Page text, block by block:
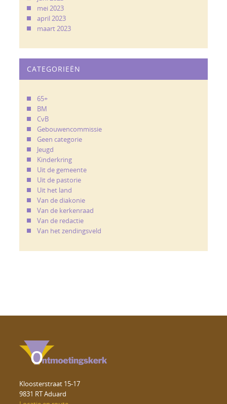
mei 2023
april 2023
maart 2023
CATEGORIEËN
65+
BM
CvB
Gebouwencommissie
Geen categorie
Jeugd
Kinderkring
Uit de gemeente
Uit de pastorie
Uit het land
Van de diakonie
Van de kerkenraad
Van de redactie
Van het zendingsveld
Kloosterstraat 15-17
9831 RT Aduard